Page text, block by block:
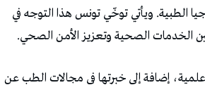
الطبية. ويأتي توخّي تونس هذا التوجه في
الخدمات الصحية وتعزيز الأمن الصحي.
إضافة إلى خبرتها في مجالات الطب عن